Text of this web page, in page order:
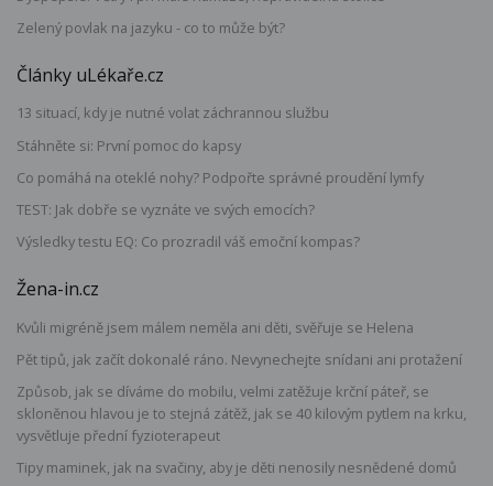
Zelený povlak na jazyku - co to může být?
Články uLékaře.cz
13 situací, kdy je nutné volat záchrannou službu
Stáhněte si: První pomoc do kapsy
Co pomáhá na oteklé nohy? Podpořte správné proudění lymfy
TEST: Jak dobře se vyznáte ve svých emocích?
Výsledky testu EQ: Co prozradil váš emoční kompas?
Žena-in.cz
Kvůli migréně jsem málem neměla ani děti, svěřuje se Helena
Pět tipů, jak začít dokonalé ráno. Nevynechejte snídani ani protažení
Způsob, jak se díváme do mobilu, velmi zatěžuje krční páteř, se
skloněnou hlavou je to stejná zátěž, jak se 40 kilovým pytlem na krku,
vysvětluje přední fyzioterapeut
Tipy maminek, jak na svačiny, aby je děti nenosily nesnědené domů